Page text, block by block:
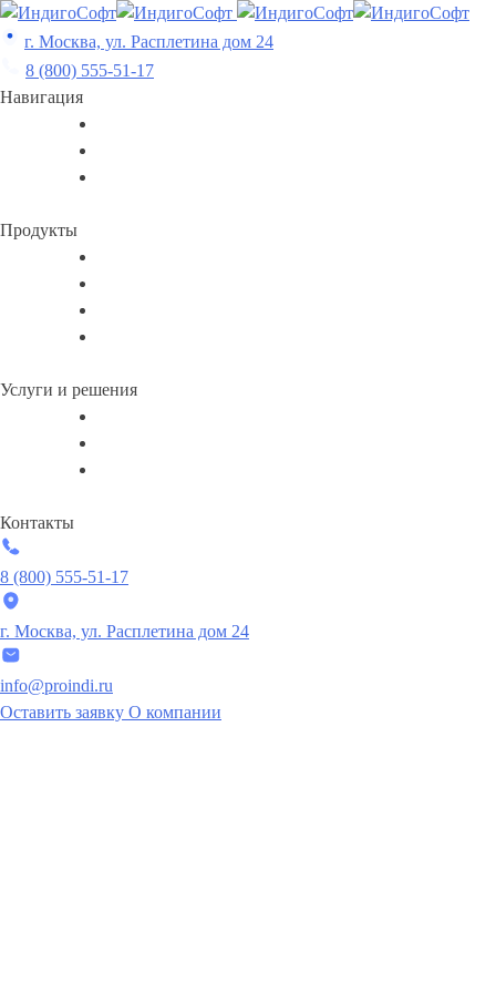
Skip
to
content
г. Москва, ул. Расплетина дом 24
8 (800) 555-51-17
Навигация
Продукты
Услуги и решения
Контакты
8 (800) 555-51-17
г. Москва, ул. Расплетина дом 24
info@proindi.ru
Оставить заявку О компании